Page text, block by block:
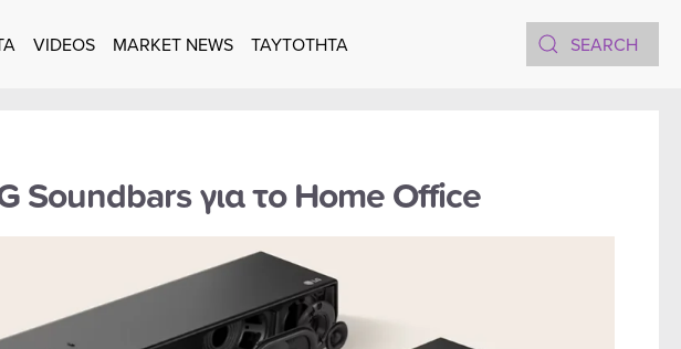
VIDEOS MARKET NEWS TAYTOTHTA
Soundbars για το Home Office